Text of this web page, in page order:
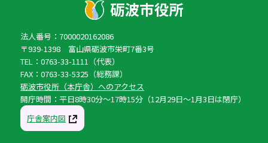
法人番号：7000020162086
〒939-1398 富山県砺波市栄町7番3号
TEL：0763-33-1111（代表）
FAX：0763-33-5325（総務課）
砺波市役所（本庁舎）へのアクセス
開庁時間：平日8時30分〜17時15分（12月29日〜1月3日は閉庁）
庁舎案内図